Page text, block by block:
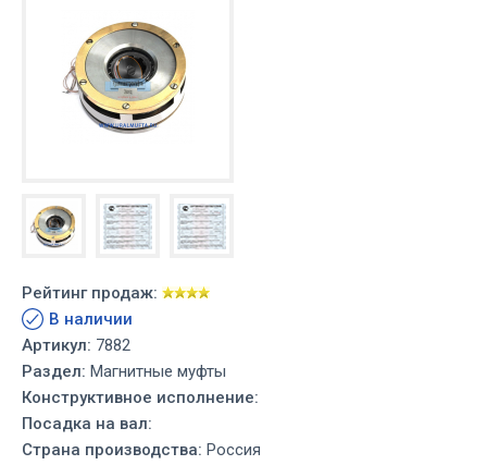
Рейтинг продаж:
В наличии
Артикул: 7882
Раздел: Магнитные муфты
Конструктивное исполнение:
Посадка на вал:
Страна производства: Россия